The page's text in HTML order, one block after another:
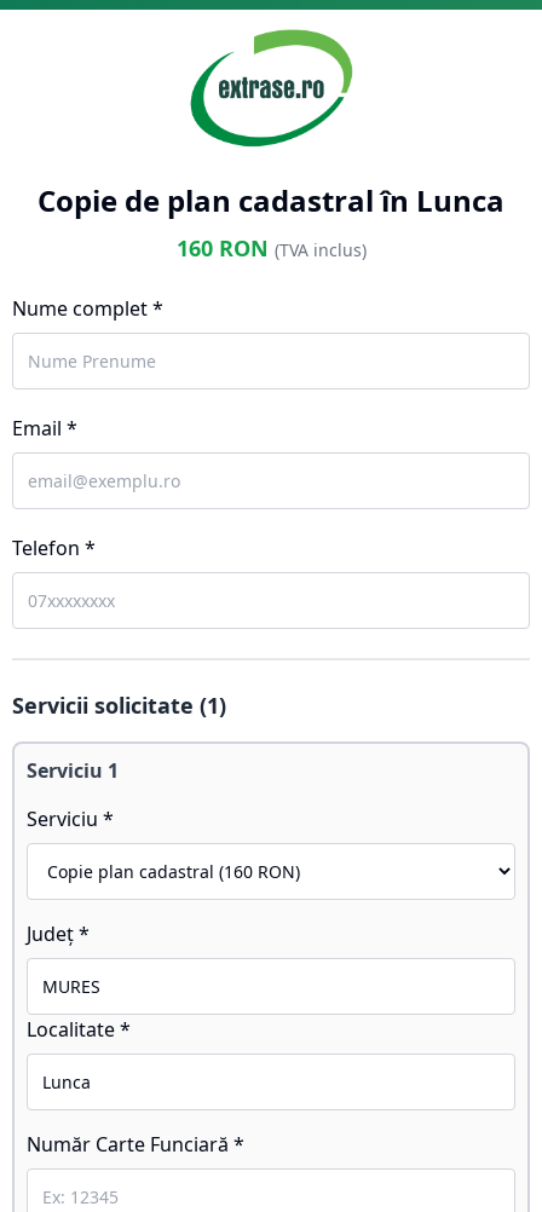
Copie de plan cadastral în Lunca
160RON (TVA inclus)
Nume complet *
Email *
Telefon *
Servicii solicitate (1)
Serviciu 1
Serviciu *
Județ *
Localitate *
Număr Carte Funciară *